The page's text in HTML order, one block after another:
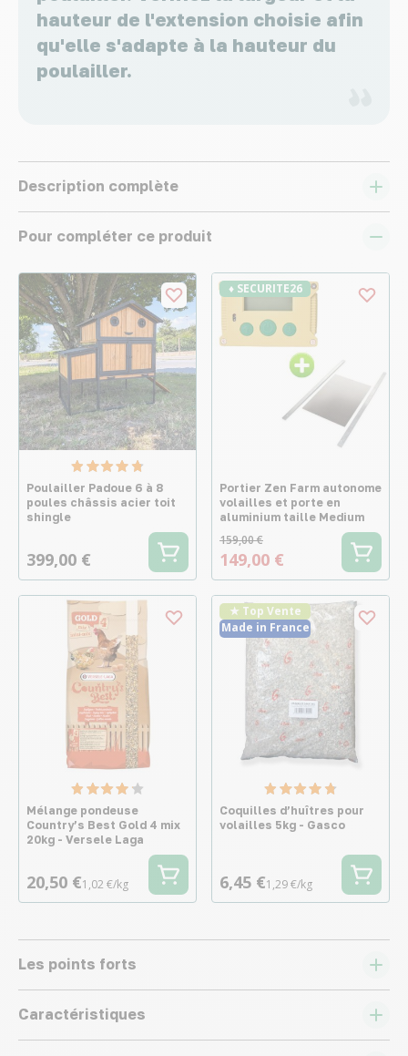
hauteur de l'extension choisie afin
qu'elle s'adapte à la hauteur du
poulailler.
Description complète
Pour compléter ce produit
Poulailler Padoue 6 à 8
poules châssis acier toit
shingle
399,00 €
♦ SECURITE26
Portier Zen Farm autonome
volailles et porte en
aluminium taille Medium
159,00 €
149,00 €
Mélange pondeuse
Country’s Best Gold 4 mix
20kg - Versele Laga
20,50 €1,02 €/kg
★ Top Vente
Made in France
Coquilles d’huîtres pour
volailles 5kg - Gasco
6,45 €1,29 €/kg
Les points forts
Caractéristiques